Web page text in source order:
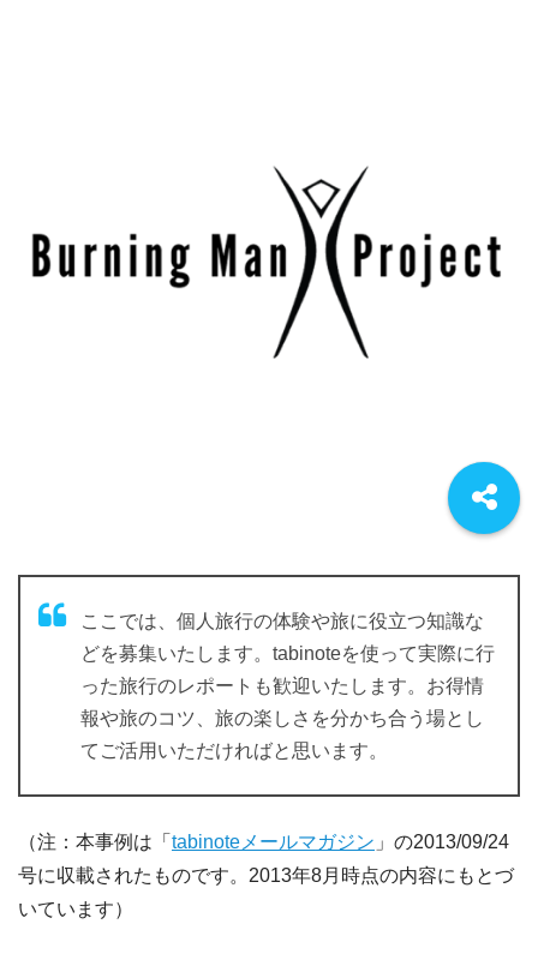
ここでは、個人旅行の体験や旅に役立つ知識な
どを募集いたします。tabinoteを使って実際に行
った旅行のレポートも歓迎いたします。お得情
報や旅のコツ、旅の楽しさを分かち合う場とし
てご活用いただければと思います。
（注：本事例は「 tabinoteメールマガジン 」の2013/09/24
号に収載されたものです。2013年8月時点の内容にもとづ
いています）